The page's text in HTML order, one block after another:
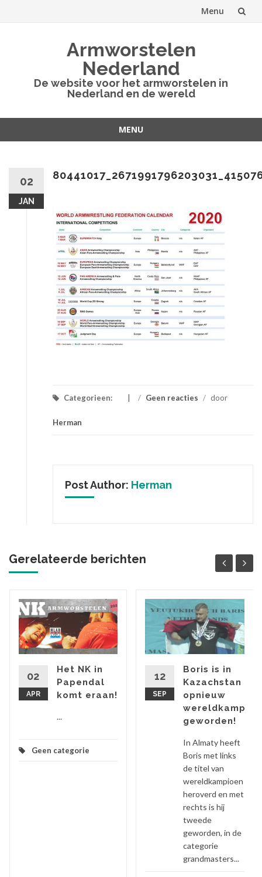
Menu
Armworstelen
Nederland
De website voor het armworstelen in
Nederland en de wereld
MENU
02
JAN
Categorieen: / Geen reacties / door
Herman
Post Author: Herman
Gerelateerde berichten
02
APR
Het NK in
Papendal
komt eraan!
...
Geen categorie
12
SEP
Boris is in
Kazachstan
opnieuw
geworden!
In Almaty heeft
Boris met links
de titel van
wereldkampioen
heroverd en met
rechts is hij
tweede
geworden, in de
categorie
grandmasters...